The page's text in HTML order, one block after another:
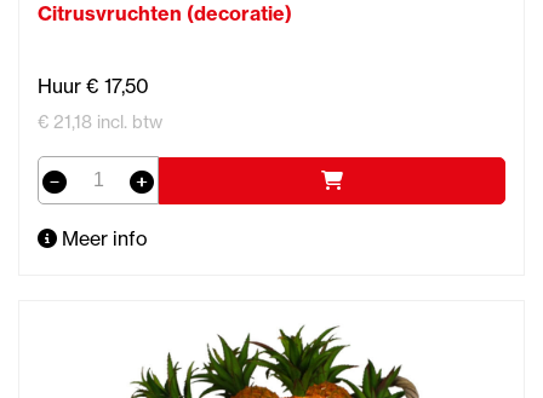
Citrusvruchten (decoratie)
Huur € 17,50
€ 21,18 incl. btw
Meer info